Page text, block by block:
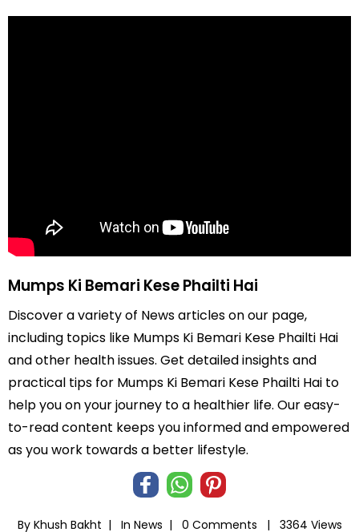
Mumps Ki Bemari Kese Phailti Hai
Discover a variety of News articles on our page,
including topics like Mumps Ki Bemari Kese Phailti Hai
and other health issues. Get detailed insights and
practical tips for Mumps Ki Bemari Kese Phailti Hai to
help you on your journey to a healthier life. Our easy-
to-read content keeps you informed and empowered
as you work towards a better lifestyle.
By Khush Bakht | In News | 0 Comments | 3364 Views